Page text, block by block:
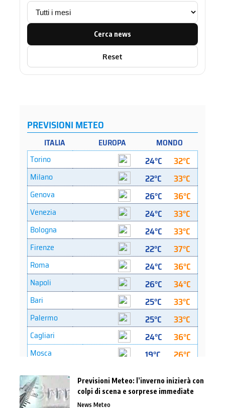
Cerca news
Reset
Previsioni Meteo: l’inverno inizierà con
colpi di scena e sorprese immediate
News Meteo